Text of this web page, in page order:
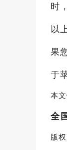
时
以
果
于
本
全
版